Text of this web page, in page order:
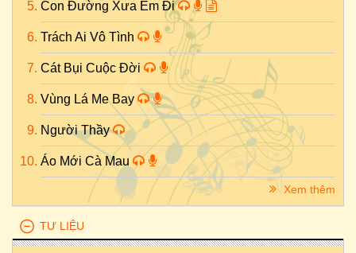
Con Đường Xưa Em Đi
Trách Ai Vô Tình
Cát Bụi Cuộc Đời
Vùng Lá Me Bay
Người Thầy
Áo Mới Cà Mau
Xem thêm
TƯ LIỆU